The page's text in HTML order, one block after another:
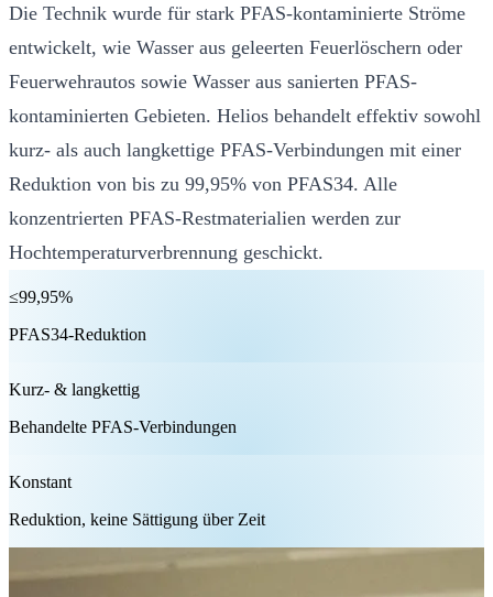
Die Technik wurde für stark PFAS-kontaminierte Ströme
entwickelt, wie Wasser aus geleerten Feuerlöschern oder
Feuerwehrautos sowie Wasser aus sanierten PFAS-
kontaminierten Gebieten. Helios behandelt effektiv sowohl
kurz- als auch langkettige PFAS-Verbindungen mit einer
Reduktion von bis zu 99,95% von PFAS34. Alle
konzentrierten PFAS-Restmaterialien werden zur
Hochtemperaturverbrennung geschickt.
≤99,95%
PFAS34-Reduktion
Kurz- & langkettig
Behandelte PFAS-Verbindungen
Konstant
Reduktion, keine Sättigung über Zeit